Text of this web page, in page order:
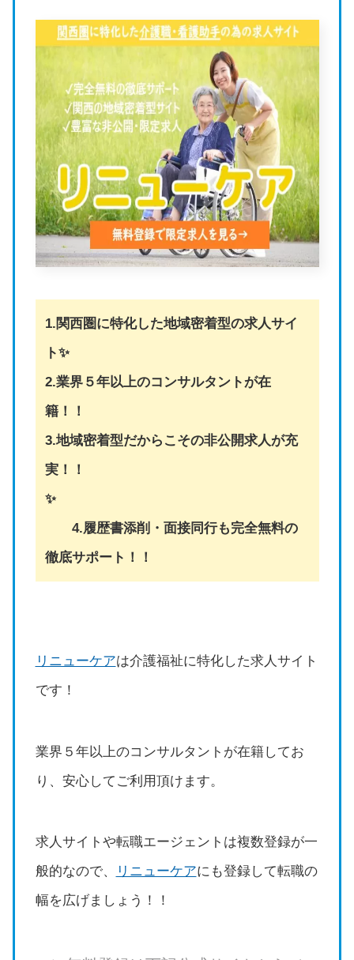
1.関西圏に特化した地域密着型の求人サイ
ト✨
2.業界５年以上のコンサルタントが在
籍！！
3.地域密着型だからこその非公開求人が充
実！！
✨
4.履歴書添削・面接同行も完全無料の
徹底サポート！！
リニューケアは介護福祉に特化した求人サイト
です！
業界５年以上のコンサルタントが在籍してお
り、安心してご利用頂けます。
求人サイトや転職エージェントは複数登録が一
般的なので、
リニューケアにも登録して転職の
幅を広げましょう！！